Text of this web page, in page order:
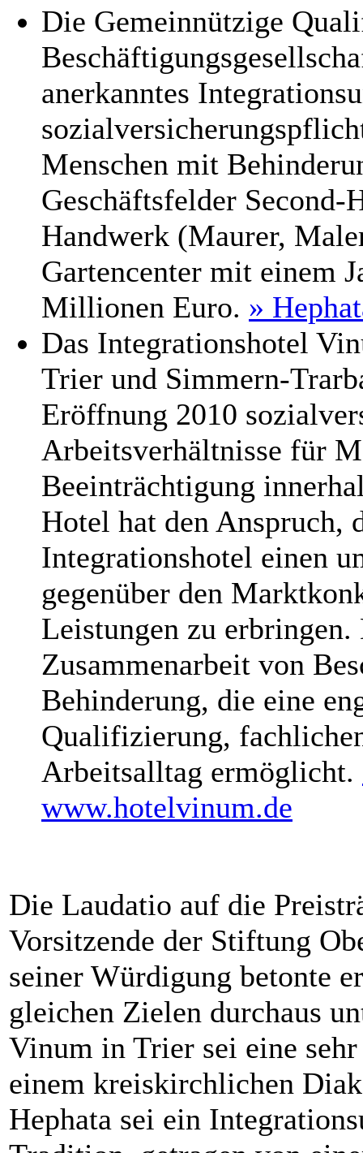
Die Gemeinnützige
anerkanntes
Menschen mit
Geschäftsfelder Second-
Handwerk (Maurer,
Gartencenter mit einem
Millionen Euro. »
Das Integrationshotel
Trier und Simmern-
Eröffnung 2010
Arbeitsverhältnisse für
Beeinträchtigung
Hotel hat den Anspruch,
Integrationshotel einen
gegenüber den
Leistungen zu
Zusammenarbeit von
Behinderung, die eine
Qualifizierung,
Arbeitsalltag ermöglicht.
www.hotelvinum.de
Die Laudatio auf die
Vorsitzende der Stiftung
seiner Würdigung betonte
gleichen Zielen durchaus
Vinum in Trier sei eine
einem kreiskirchlichen
Hephata sei ein